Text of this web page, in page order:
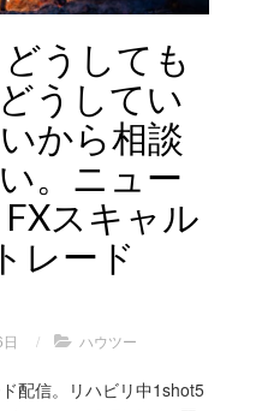
どうしても
うしてい
から相談
。ニュー
スキャル
レード
/ ハウツー
配信。リハビリ中1shot5